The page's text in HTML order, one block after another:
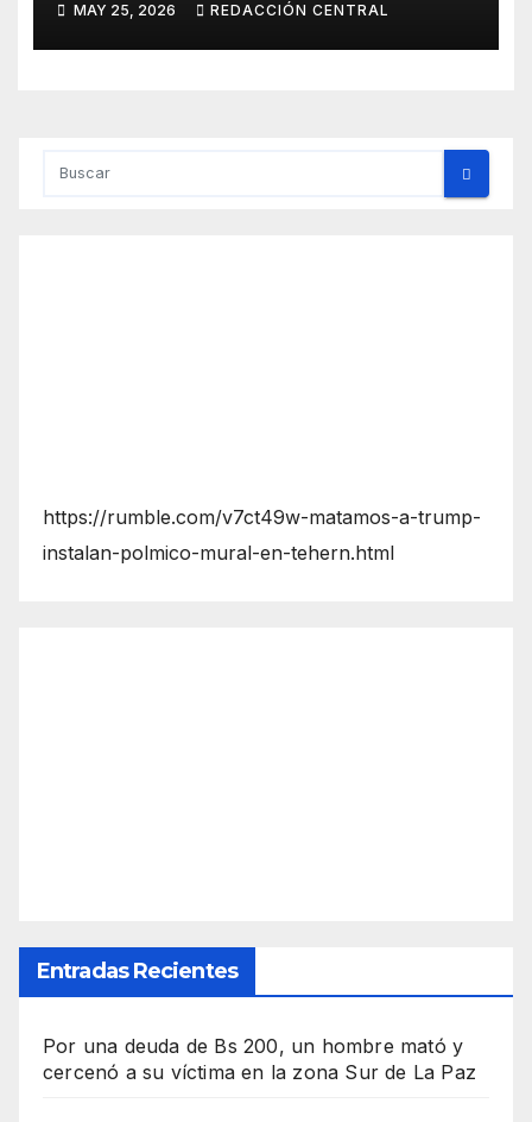
disposición de mediador
MAY 25, 2026 REDACCIÓN CENTRAL
https://rumble.com/v7ct49w-matamos-a-trump-
instalan-polmico-mural-en-tehern.html
Entradas Recientes
Por una deuda de Bs 200, un hombre mató y
cercenó a su víctima en la zona Sur de La Paz